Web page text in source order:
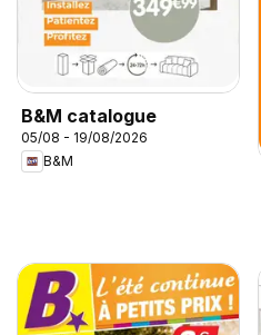
B&M catalogue
05/08 - 19/08/2026
B&M